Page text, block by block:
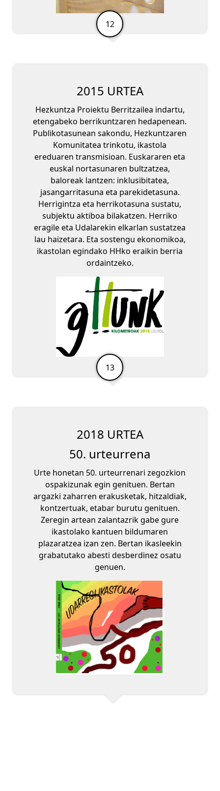
2015 URTEA
Hezkuntza Proiektu Berritzailea indartu,
etengabeko berrikuntzaren hedapenean.
Publikotasunean sakondu, Hezkuntzaren
Komunitatea trinkotu, ikastola
ereduaren transmisioan. Euskararen eta
euskal nortasunaren bultzatzea,
baloreak lantzen: inklusibitatea,
jasangarritasuna eta parekidetasuna.
Herrigintza eta herrikotasuna sustatu,
subjektu aktiboa bilakatzen. Herriko
eragile eta Udalarekin elkarlan sustatzea
lau haizetara. Eta sostengu ekonomikoa,
ikastolan egindako HHko eraikin berria
ordaintzeko.
2018 URTEA
50. urteurrena
Urte honetan 50. urteurrenari zegozkion
ospakizunak egin genituen. Bertan
argazki zaharren erakusketak, hitzaldiak,
kontzertuak, etabar burutu genituen.
Zeregin artean zalantazrik gabe gure
ikastolako kantuen bildumaren
plazaratzea izan zen. Bertan ikasleekin
grabatutako abesti desberdinez osatu
genuen.